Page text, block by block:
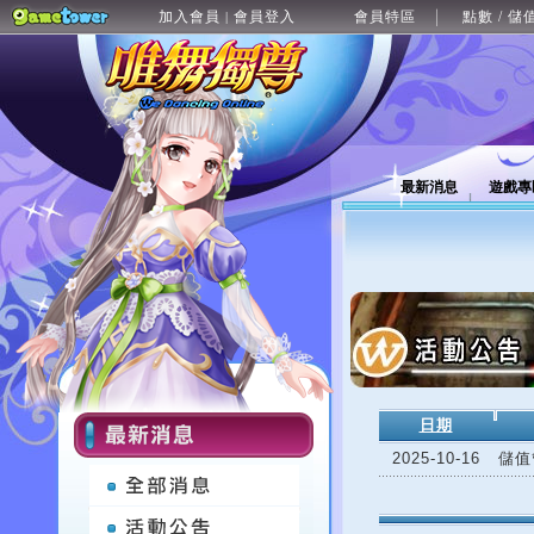
加入會員 | 會員登入 會員特區 點數 / 儲
最新消息 遊戲
日期
2025-10-16
儲